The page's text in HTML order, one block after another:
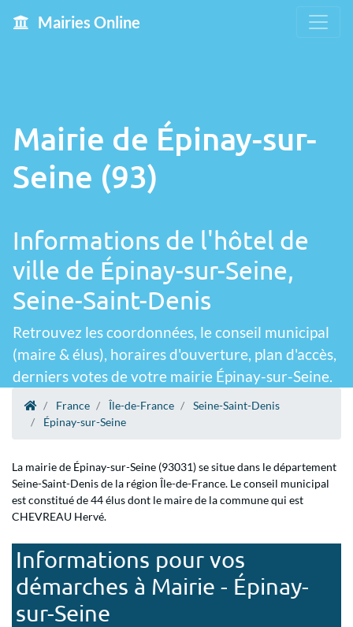
Mairies Online
Mairie de Épinay-sur-
Seine (93)
Informations de l'hôtel de
ville de Épinay-sur-Seine,
Seine-Saint-Denis
Retrouvez les coordonnées, le conseil municipal
(maire & élus), horaires d'ouverture, plan d'accès,
derniers votes de votre mairie Épinay-sur-Seine.
France Île-de-France
Seine-Saint-Denis
Épinay-sur-Seine
La mairie de Épinay-sur-Seine (93031) se situe dans le département
Seine-Saint-Denis de la région Île-de-France. Le conseil municipal
est constitué de 44 élus dont le maire de la commune qui est
CHEVREAU Hervé.
Informations pour vos
démarches à Mairie - Épinay-
sur-Seine